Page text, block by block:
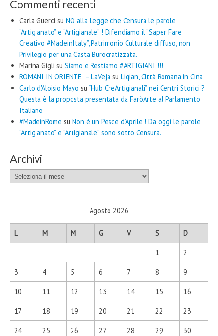
Commenti recenti
Carla Guerci su NO alla Legge che Censura le parole
“Artigianato” e “Artigianale” ! Difendiamo il “Saper Fare
Creativo #MadeinItaly”, Patrimonio Culturale diffuso, non
Privilegio per una Casta Burocratizzata.
Marina Gigli su Siamo e Restiamo #ARTIGIANI !!!
ROMANI IN ORIENTE – LaVeja su Liqian, Città Romana in Cina
Carlo d'Aloisio Mayo su “Hub CreArtigianali” nei Centri Storici ?
Questa è la proposta presentata da FaròArte al Parlamento
Italiano
#MadeinRome su Non è un Pesce d’Aprile ! Da oggi le parole
“Artigianato” e “Artigianale” sono sotto Censura.
Archivi
Archivi
Agosto 2026
L M M G V S D
1 2
3 4 5 6 7 8 9
10 11 12 13 14 15 16
17 18 19 20 21 22 23
24 25 26 27 28 29 30